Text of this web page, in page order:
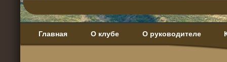
Главная О клубе О руководителе